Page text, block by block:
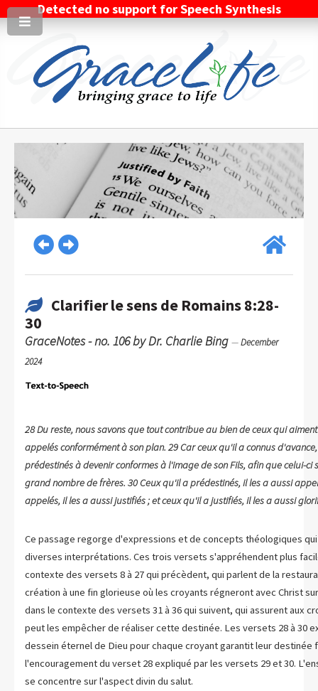
Detected no support for Speech Synthesis
Clarifier le sens de Romains 8:28-
30
GraceNotes - no. 106 by Dr. Charlie Bing —December
2024
28 Du reste, nous savons que tout contribue au bien de ceux qui
appelés conformément à son plan. 29 Car ceux qu'il a connus
prédestinés à devenir conformes à l'image de son Fils, afin que celui-ci
grand nombre de frères. 30 Ceux qu'il a prédestinés, il les a aussi
appelés, il les a aussi justifiés ; et ceux qu'il a justifiés, il les a aussi
Ce passage regorge d'expressions et de concepts théologiques
diverses interprétations. Ces trois versets s'appréhendent plus
contexte des versets 8 à 27 qui précèdent, qui parlent de la
création à une fin glorieuse où les croyants régneront avec Christ
dans le contexte des versets 31 à 36 qui suivent, qui assurent aux
peut les empêcher de réaliser cette destinée. Les versets 28 à 30
dessein éternel de Dieu pour chaque croyant garantit leur destinée
l'encouragement du verset 28 expliqué par les versets 29 et 30.
se concentre sur l'aspect divin du salut.